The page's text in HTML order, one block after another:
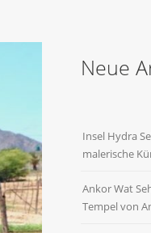
Neue
Insel Hydra
malerische
Ankor Wat
Tempel von